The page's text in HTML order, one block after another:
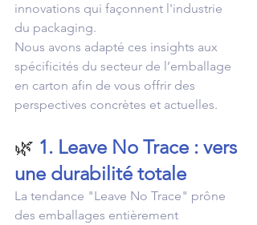
innovations qui façonnent l'industrie
du packaging.
Nous avons adapté ces insights aux
spécificités du secteur de l’emballage
en carton afin de vous offrir des
perspectives concrètes et actuelles.
🌿 1. Leave No Trace : vers
une durabilité totale
La tendance "Leave No Trace" prône
des emballages entièrement